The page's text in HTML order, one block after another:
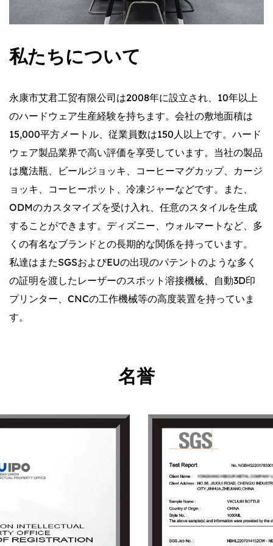
私たちについて
永康市艾君工贸有限公司は2008年に設立され、10年以上
のハードウェア生産経験を持ちます。会社の敷地面積は
15,000平方メートル、従業員数は150人以上です。ハード
ウェア製品業界で高い評価を享受しています。当社の製品
は魔法瓶、ビールジョッキ、コーヒーマグカップ、カージ
ョッキ、コーヒーポット、冷凍ジャーなどです。また、
ODMのカスタマイズを受け入れ、任意のスタイルを生成
することができます。ディズニー、ウォルマートなど、多
くの有名なブランドとの長期的な関係を持っています。
私達はまたSGSおよびEUの出現のパテントのような多く
の証明を渡したレーザーのスポット溶接機械、自動3D印
プリンター、CNCの工作機械等の高度装置を持っていま
す。
名誉